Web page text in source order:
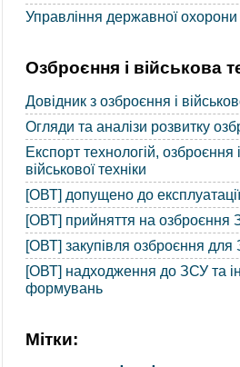
Управління державної охорони
Озброєння і військова
Довідник з озброєння і
Огляди та аналізи розвитку
Експорт технологій, озброєння і
військової техніки
[ОВТ] допущено до
[ОВТ] прийняття на озброєння
[ОВТ] закупівля озброєння для
[ОВТ] надходження до ЗСУ та
формувань
Мітки: